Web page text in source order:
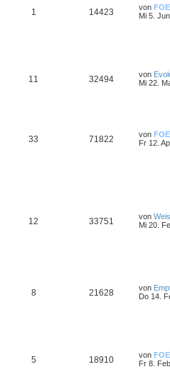
1 14423 von FOE
Mi 5.
11 32494 von
Mi 22.
33 71822 von FOE
Fr 12.
12 33751 von
Mi 20.
8 21628 von
Do 14.
5 18910 von FOE
Fr 8.